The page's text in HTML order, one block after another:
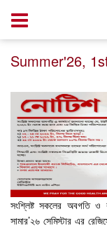
Summer'26,
সংশ্লিষ্ট সকলের অবগতি ও
সামার’২৬ সেমিস্টার এর